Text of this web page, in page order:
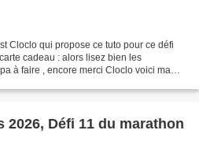
Cloclo qui propose ce tuto pour ce défi
cadeau : alors lisez bien les
à faire , encore merci Cloclo voici ma
2026, Défi 11 du marathon